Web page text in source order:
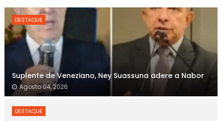
DESTAQUE
Suplente de Veneziano, Ney Suassuna adere a Nabor
Agosto 04, 2026
DESTAQUE